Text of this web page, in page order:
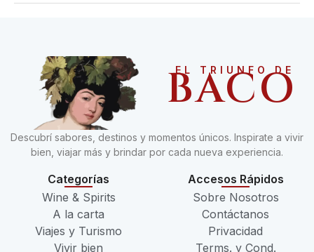
EL TRIUNFO DE
BACO
Descubrí sabores, destinos y momentos únicos. Inspirate a vivir
bien, viajar más y brindar por cada nueva experiencia.
Categorías
Wine & Spirits
A la carta
Viajes y Turismo
Vivir bien
Accesos Rápidos
Sobre Nosotros
Contáctanos
Privacidad
Terms. y Cond.